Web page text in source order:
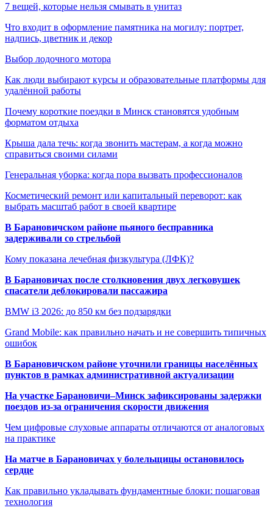
7 вещей, которые нельзя смывать в унитаз
Что входит в оформление памятника на могилу: портрет,
надпись, цветник и декор
Выбор лодочного мотора
Как люди выбирают курсы и образовательные платформы для
удалённой работы
Почему короткие поездки в Минск становятся удобным
форматом отдыха
Крыша дала течь: когда звонить мастерам, а когда можно
справиться своими силами
Генеральная уборка: когда пора вызвать профессионалов
Косметический ремонт или капитальный переворот: как
выбрать масштаб работ в своей квартире
В Барановичском районе пьяного бесправника
задерживали со стрельбой
Кому показана лечебная физкультура (ЛФК)?
В Барановичах после столкновения двух легковушек
спасатели деблокировали пассажира
BMW i3 2026: до 850 км без подзарядки
Grand Mobile: как правильно начать и не совершить типичных
ошибок
В Барановичском районе уточнили границы населённых
пунктов в рамках административной актуализации
На участке Барановичи–Минск зафиксированы задержки
поездов из-за ограничения скорости движения
Чем цифровые слуховые аппараты отличаются от аналоговых
на практике
На матче в Барановичах у болельщицы остановилось
сердце
Как правильно укладывать фундаментные блоки: пошаговая
технология